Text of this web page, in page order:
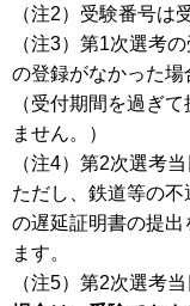
（注2）受験番号は
（注3）第1次選考
の登録がなかった場
（受付期間を過ぎ
ません。）
（注4）第2次選考当
ただし、鉄道等の
の遅延証明書の提出
ます。
（注5）第2次選考当